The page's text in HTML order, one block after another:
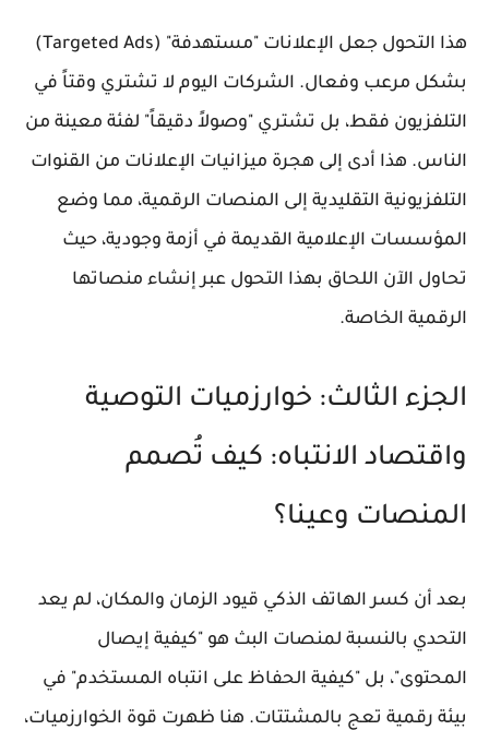
هذا التحول جعل الإعلانات "مستهدفة" (Targeted Ads)
بشكل مرعب وفعال. الشركات اليوم لا تشتري وقتاً في
التلفزيون فقط، بل تشتري "وصولاً دقيقاً" لفئة معينة من
الناس. هذا أدى إلى هجرة ميزانيات الإعلانات من القنوات
التلفزيونية التقليدية إلى المنصات الرقمية، مما وضع
المؤسسات الإعلامية القديمة في أزمة وجودية، حيث
تحاول الآن اللحاق بهذا التحول عبر إنشاء منصاتها
الرقمية الخاصة.
الجزء الثالث: خوارزميات التوصية
واقتصاد الانتباه: كيف تُصمم
المنصات وعينا؟
بعد أن كسر الهاتف الذكي قيود الزمان والمكان، لم يعد
التحدي بالنسبة لمنصات البث هو "كيفية إيصال
المحتوى"، بل "كيفية الحفاظ على انتباه المستخدم" في
بيئة رقمية تعج بالمشتتات. هنا ظهرت قوة الخوارزميات،